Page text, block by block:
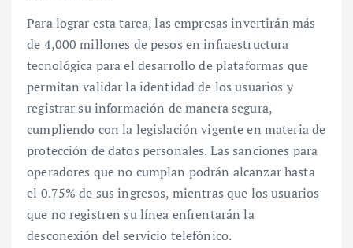
Para lograr esta tarea, las empresas invertirán más
de 4,000 millones de pesos en infraestructura
tecnológica para el desarrollo de plataformas que
permitan validar la identidad de los usuarios y
registrar su información de manera segura,
cumpliendo con la legislación vigente en materia de
protección de datos personales. Las sanciones para
operadores que no cumplan podrán alcanzar hasta
el 0.75% de sus ingresos, mientras que los usuarios
que no registren su línea enfrentarán la
desconexión del servicio telefónico.